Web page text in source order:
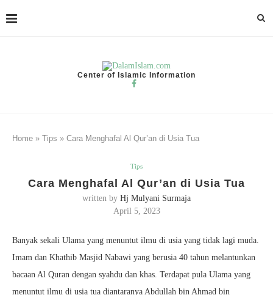
Center of Islamic Information
Home » Tips » Cara Menghafal Al Qur’an di Usia Tua
Tips
Cara Menghafal Al Qur’an di Usia Tua
written by Hj Mulyani Surmaja
April 5, 2023
Banyak sekali Ulama yang menuntut ilmu di usia yang tidak lagi muda.
Imam dan Khathib Masjid Nabawi yang berusia 40 tahun melantunkan
bacaan Al Quran dengan syahdu dan khas. Terdapat pula Ulama yang
menuntut ilmu di usia tua diantaranya Abdullah bin Ahmad bin